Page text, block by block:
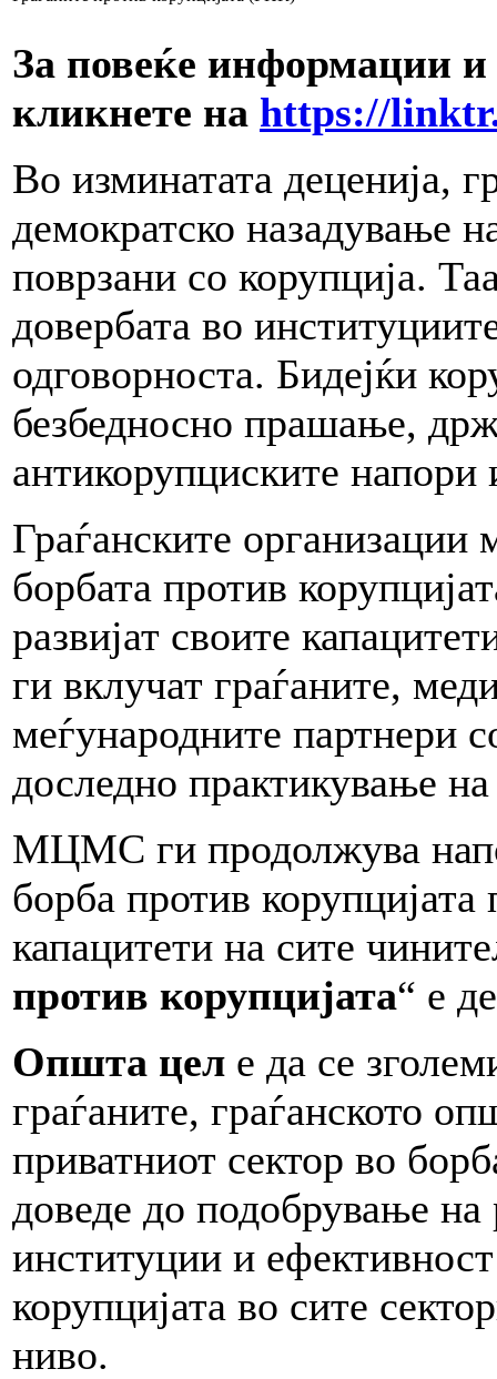
За повеќе информации и
кликнете на https://
Во изминатата деценија,
демократско назадување
поврзани со корупција.
довербата во
одговорноста. Бидејќи
безбедносно прашање,
антикорупциските напори
Граѓанските организации
борбата против
развијат своите
ги вклучат граѓаните,
меѓународните партнери
доследно практикување
МЦМС ги продолжува
борба против
капацитети на сите
против корупцијата“ е
Општа цел е да се
граѓаните, граѓанското
приватниот сектор во
доведе до подобрување на
институции и
корупцијата во сите
ниво.